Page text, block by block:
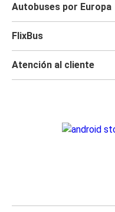
Autobuses por Europa
FlixBus
Atención al cliente